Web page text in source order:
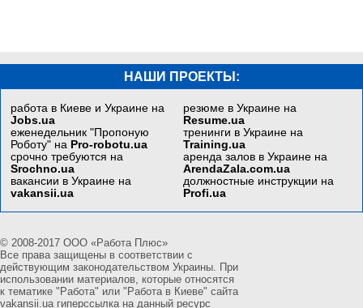
НАШИ ПРОЕКТЫ:
работа в Киеве и Украине на
Jobs.ua
еженедельник "Пропоную
Роботу" на Pro-robotu.ua
срочно требуются на
Srochno.ua
вакансии в Украине на
vakansii.ua
резюме в Украине на
Resume.ua
тренинги в Украине на
Training.ua
аренда залов в Украине на
ArendaZala.com.ua
должностные инструкции на
Profi.ua
© 2008-2017 ООО «Работа Плюс»
Все права защищены в соответствии с
действующим законодательством Украины. При
использовании материалов, которые относятся
к тематике "Работа" или "Работа в Киеве" сайта
vakansii.ua гиперссылка на данный ресурс